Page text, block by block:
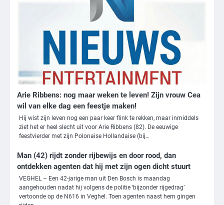
Arie Ribbens: nog maar weken te leven! Zijn vrouw Cea
wil van elke dag een feestje maken!
Hij wist zijn leven nog een paar keer flink te rekken, maar inmiddels
ziet het er heel slecht uit voor Arie Ribbens (82). De eeuwige
feestvierder met zijn Polonaise Hollandaise (bij…
Man (42) rijdt zonder rijbewijs en door rood, dan
ontdekken agenten dat hij met zijn ogen dicht stuurt
VEGHEL – Een 42-jarige man uit Den Bosch is maandag
aangehouden nadat hij volgens de politie ‘bijzonder rijgedrag’
vertoonde op de N616 in Veghel. Toen agenten naast hem gingen
3
Reiner, gearresteerd na dood ouders
Ms. Army Girl
4